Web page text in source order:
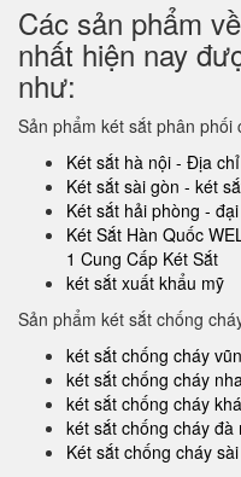
Các sản phẩm
nhất hiện nay
như:
Sản phẩm két sắt phân phối
Két sắt hà nội - Địa
Két sắt sài gòn - két
Két sắt hải phòng -
Két Sắt Hàn Quốc
1 Cung Cấp Két Sắt
két sắt xuất khẩu mỹ
Sản phẩm két sắt chống
két sắt chống cháy
két sắt chống cháy
két sắt chống cháy
két sắt chống cháy đà
Két sắt chống cháy